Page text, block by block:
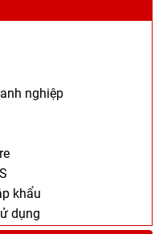
nghiệp
khẩu
dụng